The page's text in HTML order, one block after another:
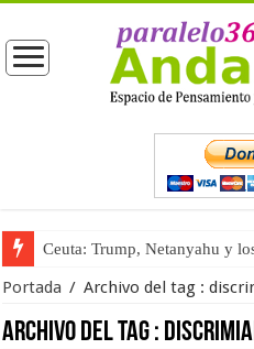
Ceuta: Trump, Netanyahu y
Portada / Archivo del tag :
Archivo del tag :